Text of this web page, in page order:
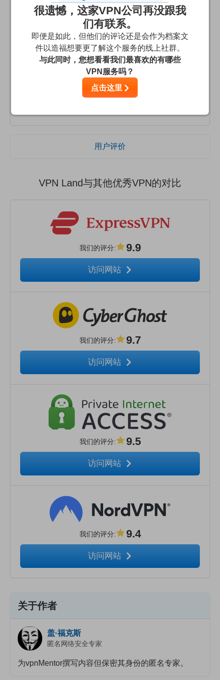
No customer service
Previously highly responsive, I have been unable to get a
reply this year and have been unable to access the UK
servers for several weeks, Are they even still in business?
I got a single response to 5 support tickets during the
past several weeks, and that was simply “try again now”.
Which I did, to no effect. Will cancel and use Vypyr, which
用户评价
VPN Land与其他优秀VPN的对比
我们的评分: 9.9
访问网站
我们的评分: 9.7
访问网站
我们的评分: 9.5
访问网站
我们的评分: 9.4
访问网站
关于作者
盖·福克斯
匿名网络安全专家
为vpnMentor撰写内容但保密其身份的匿名专家。
很遗憾，这家VPN公司再没跟我
们有联系。
即便是如此，但他们的评论还是会作为档案文
件以造福想要更了解这个服务的线上社群。
与此同时，您想看看我们最喜欢的有哪些
VPN服务吗？
点击这里